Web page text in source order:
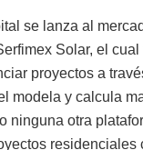
se lanza al
Solar, el
proyectos a
modela y calcula
ninguna otra
residenciales